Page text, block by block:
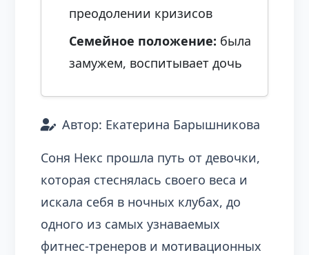
преодолении кризисов
Семейное положение: была
замужем, воспитывает дочь
Автор: Екатерина Барышникова
Соня Некс прошла путь от девочки,
которая стеснялась своего веса и
искала себя в ночных клубах, до
одного из самых узнаваемых
фитнес‑тренеров и мотивационных